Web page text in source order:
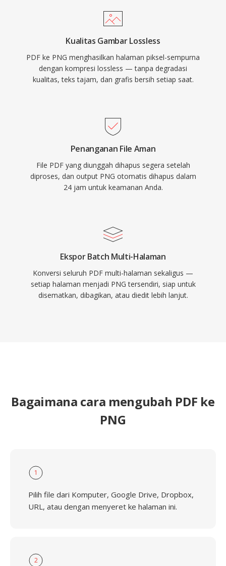
Kualitas Gambar Lossless
PDF ke PNG menghasilkan halaman piksel-sempurna
dengan kompresi lossless — tanpa degradasi
kualitas, teks tajam, dan grafis bersih setiap saat.
Penanganan File Aman
File PDF yang diunggah dihapus segera setelah
diproses, dan output PNG otomatis dihapus dalam
24 jam untuk keamanan Anda.
Ekspor Batch Multi-Halaman
Konversi seluruh PDF multi-halaman sekaligus —
setiap halaman menjadi PNG tersendiri, siap untuk
disematkan, dibagikan, atau diedit lebih lanjut.
Bagaimana cara mengubah PDF ke
PNG
1
Pilih file dari Komputer, Google Drive, Dropbox,
URL, atau dengan menyeret ke halaman ini.
2